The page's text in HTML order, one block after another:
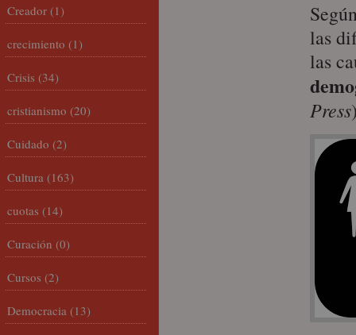
las
las
Press
Creador (1)
crecimiento (1)
Crisis (34)
cristianismo (20)
Cuidado (2)
Cultura (163)
cuotas (14)
Curación (0)
Cursos (2)
Democracia (13)